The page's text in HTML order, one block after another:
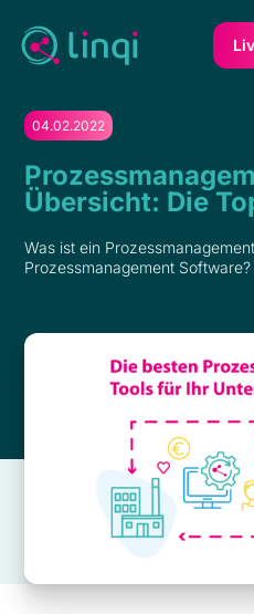
04.02.2022
Übersicht: Die
Was ist ein
Prozessmanagement Software?